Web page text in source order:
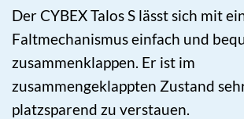
Der CYBEX Talos S lässt sich mit
Faltmechanismus einfach und
zusammenklappen. Er ist im
zusammengeklappten Zustand
platzsparend zu verstauen.